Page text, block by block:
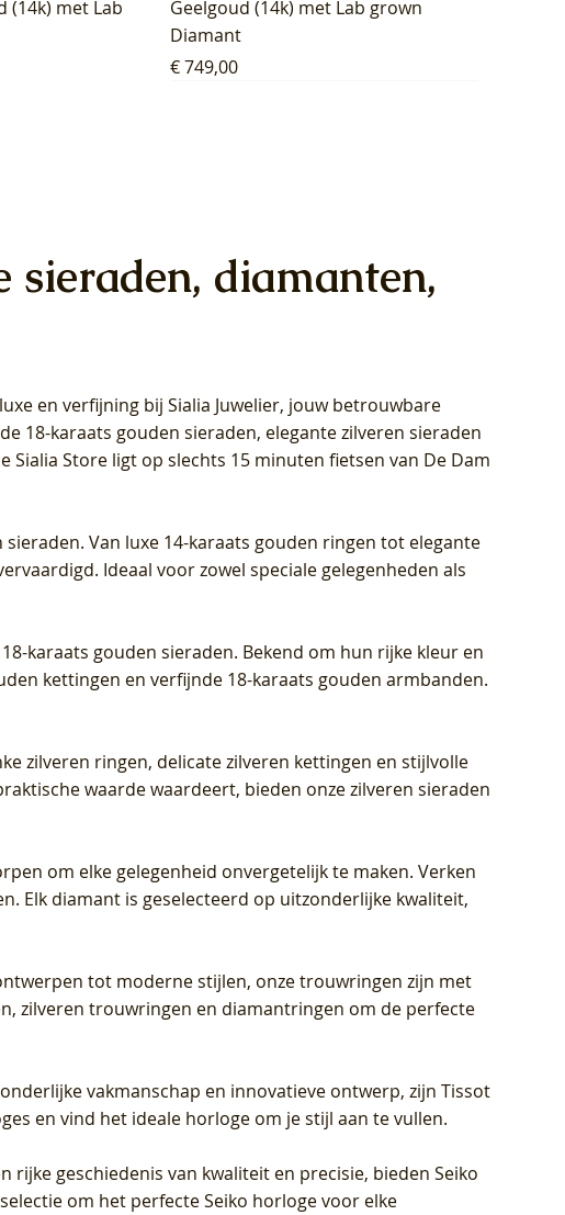
(14k) met Lab
Geelgoud (14k) met Lab grown
Diamant
Prijs
€ 749,00
Ring LG1028Y -
grown
Blush Lab Diamonds Collier LG3014Y
- Geelgoud (14k) met Lab grown
Diamant
Oorknoppen
(14k) met Lab
Blush Lab Diamonds Ring LG1029Y -
Geelgoud (14k) met Lab grown
Diamant
Oorknoppen
(14k) met Lab
Blush Lab Diamonds Oorknoppen
LG7033Y – Geelgoud (14k) met Lab
grown Diamant
sieraden, diamanten,
en verfijning bij Sialia Juwelier, jouw betrouwbare
18-karaats gouden sieraden, elegante zilveren sieraden
Sialia Store ligt op slechts 15 minuten fietsen van De Dam
Van luxe 14-karaats gouden ringen tot elegante
Ideaal voor zowel speciale gelegenheden als
karaats gouden sieraden. Bekend om hun rijke kleur en
kettingen en verfijnde 18-karaats gouden armbanden.
zilveren ringen, delicate zilveren kettingen en stijlvolle
waarde waardeert, bieden onze zilveren sieraden
om elke gelegenheid onvergetelijk te maken. Verken
Elk diamant is geselecteerd op uitzonderlijke kwaliteit,
tot moderne stijlen, onze trouwringen zijn met
zilveren trouwringen en diamantringen om de perfecte
vakmanschap en innovatieve ontwerp, zijn Tissot
en vind het ideale horloge om je stijl aan te vullen.
rijke geschiedenis van kwaliteit en precisie, bieden Seiko
om het perfecte Seiko horloge voor elke